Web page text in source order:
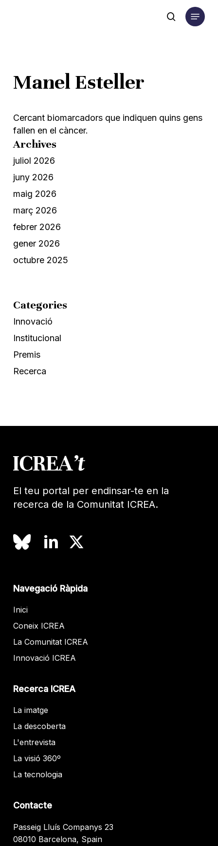
search
Menu
Manel Esteller
Cercant biomarcadors que indiquen quins gens
fallen en el càncer.
Archives
juliol 2026
juny 2026
maig 2026
març 2026
febrer 2026
gener 2026
octubre 2025
Categories
Innovació
Institucional
Premis
Recerca
El teu portal per endinsar-te en la
recerca de la Comunitat ICREA.
Navegació Ràpida
Inici
Coneix ICREA
La Comunitat ICREA
Innovació ICREA
Recerca ICREA
La imatge
La descoberta
L'entrevista
La visió 360º
La tecnologia
Contacte
Passeig Lluís Companys 23
08010 Barcelona, Spain